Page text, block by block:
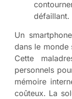
défaillant.
Un
dans le monde
Cette
personnels
mémoire
coûteux. La